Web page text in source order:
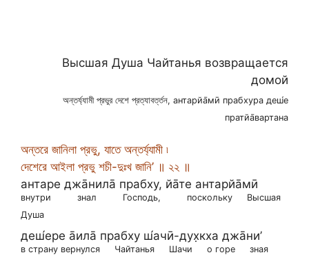
Высшая Душа Чайтанья возвращается
домой
অন্তর্য্যামী প্রভুর দেশে প্রত্যাবর্ত্তন, антарйа̄мӣ прабхура деш́е
пратйа̄вартана
অন্তরে জানিলা প্রভু, যাতে অন্তর্য্যামী ৷
দেশেরে আইলা প্রভু শচী-দুঃখ জানি’ ॥ ২২ ॥
антаре джа̄нила̄ прабху, йа̄те антарйа̄мӣ
внутри знал Господь, поскольку
Высшая
Душа
деш́ере а̄ила̄ прабху ш́ачӣ-дух̣кха джа̄ни’
в страну вернулся Чайтанья Шачи о горе зная